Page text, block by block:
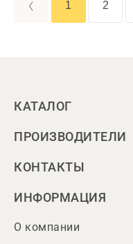
1 2
КАТАЛОГ
ПРОИЗВОДИТЕЛИ
КОНТАКТЫ
ИНФОРМАЦИЯ
О компании